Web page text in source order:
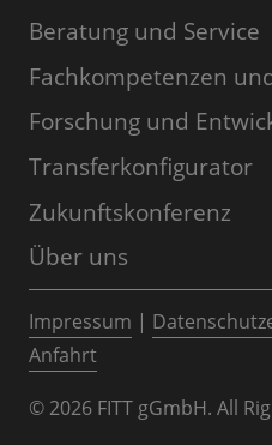
Beratung und Service
Fachkompetenzen
Forschung und
Transferkonfigurator
Zukunftskonferenz
Über uns
Impressum |
Anfahrt
© 2026 FITT gGmbH. All